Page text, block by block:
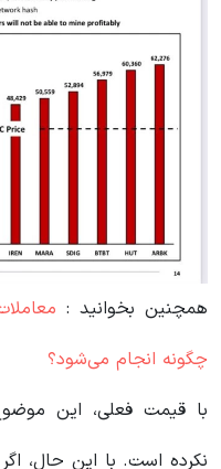
همچنین بخوانید :
چگونه انجام می‌شود؟
با قیمت فعلی، این